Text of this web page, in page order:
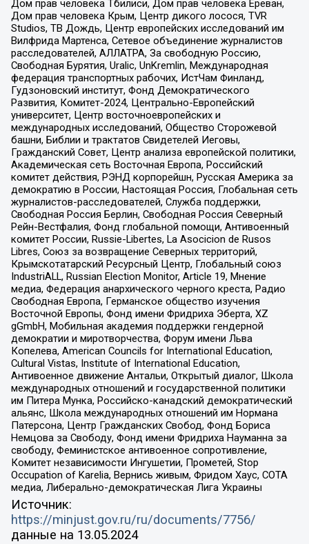
Дом прав человека Тбилиси, Дом прав человека Ереван,
Дом прав человека Крым, Центр дикого лосося, TVR
Studios, ТВ Дождь, Центр европейских исследований им
Вилфрида Мартенса, Сетевое объединение журналистов
расследователей, АЛЛАТРА, За свободную Россию,
Свободная Бурятия, Uralic, UnKremlin, Международная
федерация транспортных рабочих, ИстЧам Финланд,
Гудзоновский институт, Фонд Демократического
Развития, Комитет-2024, Центрально-Европейский
университет, Центр восточноевропейских и
международных исследований, Общество Сторожевой
башни, Библии и трактатов Свидетелей Иеговы,
Гражданский Совет, Центр анализа европейской политики,
Академическая сеть Восточная Европа, Российский
комитет действия, РЭНД корпорейшн, Русская Америка за
демократию в России, Настоящая Россия, Глобальная сеть
журналистов-расследователей, Служба поддержки,
Свободная Россия Берлин, Свободная Россия Северный
Рейн-Вестфалия, Фонд глобальной помощи, Антивоенный
комитет России, Russie-Libertes, La Asocicion de Rusos
Libres, Союз за возвращение Северных территорий,
Крымскотатарский Ресурсный Центр, Глобальный союз
IndustriALL, Russian Election Monitor, Article 19, Мнение
медиа, Федерация анархического черного креста, Радио
Свободная Европа, Германское общество изучения
Восточной Европы, Фонд имени Фридриха Эберта, XZ
gGmbH, Мобильная академия поддержки гендерной
демократии и миротворчества, Форум имени Льва
Копелева, American Councils for International Education,
Cultural Vistas, Institute of International Education,
Антивоенное движение Антальи, Открытый диалог, Школа
международных отношений и государственной политики
им Питера Мунка, Российско-канадский демократический
альянс, Школа международных отношений им Нормана
Патерсона, Центр Гражданских Свобод, Фонд Бориса
Немцова за Свободу, Фонд имени Фридриха Науманна за
свободу, Феминистское антивоенное сопротивление,
Комитет независимости Ингушетии, Прометей, Stop
Occupation of Karelia, Вернись живым, Фридом Хаус, СОТА
медиа, Либерально-демократическая Лига Украины
Источник:
https://minjust.gov.ru/ru/documents/7756/
данные на 13.05.2024